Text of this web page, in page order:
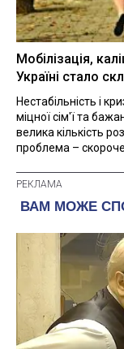
Мобілізація,
Україні стало
Нестабільність і
міцної сім'ї та
велика кількість
проблема –